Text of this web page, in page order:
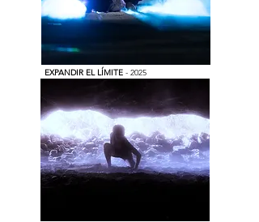
EXPANDIR EL LÍMITE - 2025